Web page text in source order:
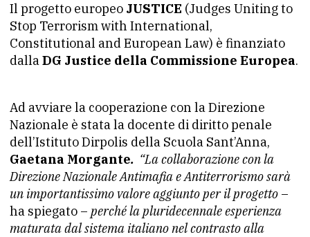
Il progetto europeo JUSTICE (Judges Uniting to
Stop Terrorism with International,
Constitutional and European Law) è finanziato
dallaDG Justice della Commissione Europea.
Ad avviare la cooperazione con la Direzione
Nazionale è stata la docente di diritto penale
dell’Istituto Dirpolis della Scuola Sant’Anna,
Gaetana Morgante. “La collaborazione con la
Direzione Nazionale Antimafia e Antiterrorismo sarà
un importantissimo valore aggiunto per il progetto –
ha spiegato – perché la pluridecennale esperienza
maturata dal sistema italiano nel contrasto alla